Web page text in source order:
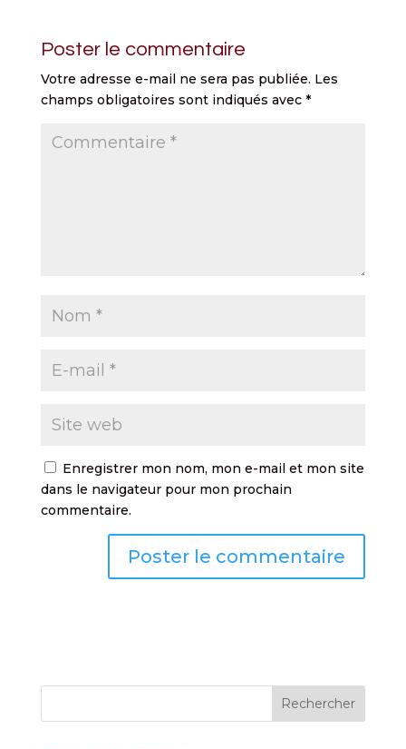
Poster le commentaire
Votre adresse e-mail ne sera pas publiée. Les
champs obligatoires sont indiqués avec *
Enregistrer mon nom, mon e-mail et mon site
dans le navigateur pour mon prochain
commentaire.
Rechercher